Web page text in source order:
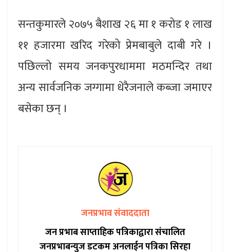
सन्तकुमारले २०७५ बैशाख २६ मा १ करोड १ लाख
११ हजारमा खरिद गरेको प्रेमबाबुले दाबी गरे ।
पछिल्लो समय जनकपुरधाममा मठमन्दिर तथा
अन्य सार्वजनिक जग्गामा धेरैजनाले कब्जा जमाएर
बसेका छन् ।
जनप्रभाव संवाददाता
जन प्रभाब साप्ताहिक पत्रिकाद्वारा संचालित
जनप्रभाबन्युज डटकम अनलाईन पत्रिका सिरहा